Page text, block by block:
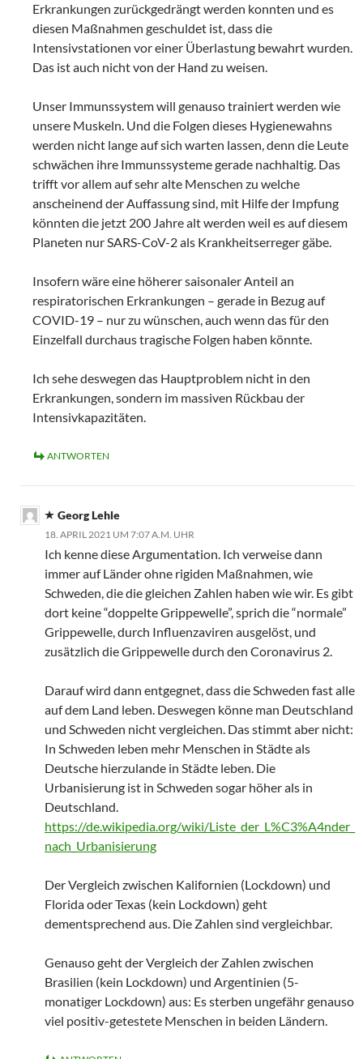
Erkrankungen zurückgedrängt werden konnten und es
diesen Maßnahmen geschuldet ist, dass die
Intensivstationen vor einer Überlastung bewahrt wurden.
Das ist auch nicht von der Hand zu weisen.
Unser Immunssystem will genauso trainiert werden wie
unsere Muskeln. Und die Folgen dieses Hygienewahns
werden nicht lange auf sich warten lassen, denn die Leute
schwächen ihre Immunssysteme gerade nachhaltig. Das
trifft vor allem auf sehr alte Menschen zu welche
anscheinend der Auffassung sind, mit Hilfe der Impfung
könnten die jetzt 200 Jahre alt werden weil es auf diesem
Planeten nur SARS-CoV-2 als Krankheitserreger gäbe.
Insofern wäre eine höherer saisonaler Anteil an
respiratorischen Erkrankungen – gerade in Bezug auf
COVID-19 – nur zu wünschen, auch wenn das für den
Einzelfall durchaus tragische Folgen haben könnte.
Ich sehe deswegen das Hauptproblem nicht in den
Erkrankungen, sondern im massiven Rückbau der
Intensivkapazitäten.
ANTWORTEN
Georg Lehle
18. APRIL 2021 UM 7:07 A.M. UHR
Ich kenne diese Argumentation. Ich verweise dann
immer auf Länder ohne rigiden Maßnahmen, wie
Schweden, die die gleichen Zahlen haben wie wir. Es gibt
dort keine “doppelte Grippewelle”, sprich die “normale”
Grippewelle, durch Influenzaviren ausgelöst, und
zusätzlich die Grippewelle durch den Coronavirus 2.
Darauf wird dann entgegnet, dass die Schweden fast alle
auf dem Land leben. Deswegen könne man Deutschland
und Schweden nicht vergleichen. Das stimmt aber nicht:
In Schweden leben mehr Menschen in Städte als
Deutsche hierzulande in Städte leben. Die
Urbanisierung ist in Schweden sogar höher als in
Deutschland.
https://de.wikipedia.org/wiki/Liste_der_L%C3%A4nder_
nach_Urbanisierung
Der Vergleich zwischen Kalifornien (Lockdown) und
Florida oder Texas (kein Lockdown) geht
dementsprechend aus. Die Zahlen sind vergleichbar.
Genauso geht der Vergleich der Zahlen zwischen
Brasilien (kein Lockdown) und Argentinien (5-
monatiger Lockdown) aus: Es sterben ungefähr genauso
viel positiv-getestete Menschen in beiden Ländern.